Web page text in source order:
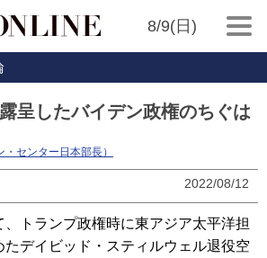
8/9(日)
呈したバイデン政権のちぐは
センター日本部長）
2022/08/12
トランプ政権時に東アジア太平洋担
たデイビッド・スティルウェル退役空